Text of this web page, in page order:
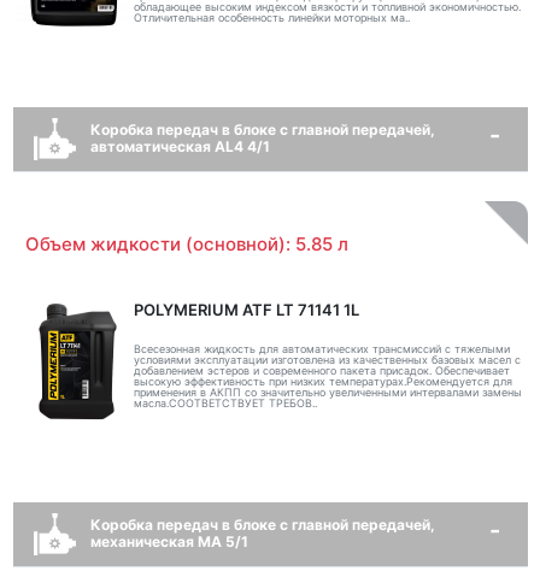
обладающее высоким индексом вязкости и топливной экономичностью.
Отличительная особенность линейки моторных ма..
Коробка передач в блоке с главной передачей,
автоматическая AL4 4/1
Объем жидкости (основной): 5.85 л
POLYMERIUM ATF LT 71141 1L
Всесезонная жидкость для автоматических трансмиссий с тяжелыми
условиями эксплуатации изготовлена из качественных базовых масел с
добавлением эстеров и современного пакета присадок. Обеспечивает
высокую эффективность при низких температурах.Рекомендуется для
применения в АКПП со значительно увеличенными интервалами замены
масла.СООТВЕТСТВУЕТ ТРЕБОВ..
Коробка передач в блоке с главной передачей,
механическая MA 5/1